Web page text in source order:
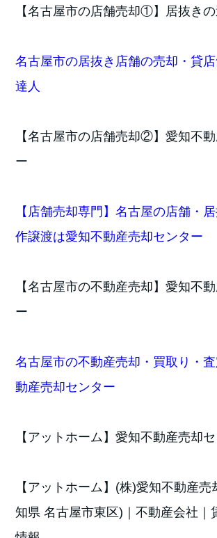
【名古屋市の店舗売却①】居抜きの
名古屋市の居抜き店舗の売却・貸
達人
【名古屋市の店舗売却②】愛知不
ー
【店舗売却専門】名古屋の店舗・
作譲渡は愛知不動産売却センター
【名古屋市の不動産売却】愛知不
ー
名古屋市の不動産売却・買取り・
動産売却センター
【アットホーム】愛知不動産売却
【アットホーム】(株)愛知不動産
知県 名古屋市東区)｜不動産会社｜